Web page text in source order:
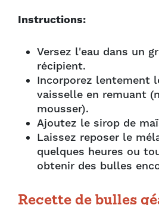
Instructions:
Versez l'eau dans un
récipient.
Incorporez lentement
vaisselle en remuant
mousser).
Ajoutez le sirop de
Laissez reposer le
quelques heures ou
obtenir des bulles
Recette de bulles